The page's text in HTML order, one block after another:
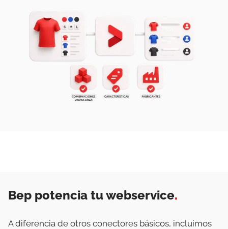
Bep potencia tu webservice.
A diferencia de otros conectores básicos, incluimos